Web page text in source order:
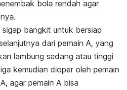
bola rendah agar
bangkit untuk bersiap
dari pemain A, yang
lambung sedang atau tinggi
kemudian dioper oleh pemain
agar pemain A bisa